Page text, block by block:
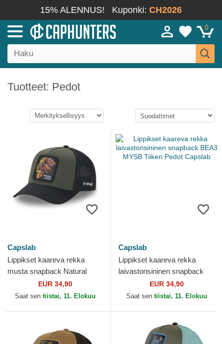
15% ALENNUS! Kuponki: CH2026
0
Tuotteet: Pedot
Capslab
Lippikset kaareva rekka
musta snapback Natural
Mystik MYS Leijona Pedot
Capslab
EUR 34,90
Saat sen tiistai, 11. Elokuu
Capslab
Lippikset kaareva rekka
laivastonsininen snapback
BEA3 MYSB Tiikeri Pedot
Capslab
EUR 34,90
Saat sen tiistai, 11. Elokuu